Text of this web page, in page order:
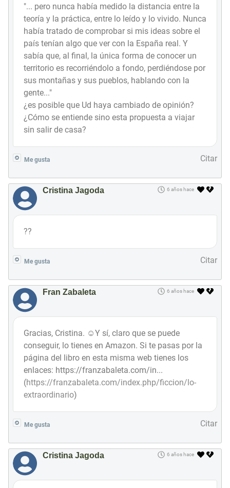
"... pero nunca había medido la distancia entre la
teoría y la práctica, entre lo leído y lo vivido. Nunca
había tratado de comprobar si mis ideas sobre el
país tenían algo que ver con la España real. Y
sabía que, al final, la única forma de conocer un
territorio es recorriéndolo a fondo, perdiéndose por
sus montañas y sus pueblos, hablando con la
gente..."
¿es posible que Ud haya cambiado de opinión?
¿Cómo se entiende sino esta propuesta a viajar
sin salir de casa?
Me gusta Citar
Cristina Jagoda 6 años hace
??
Me gusta Citar
Fran Zabaleta 6 años hace
Gracias, Cristina. ☺Y sí, claro que se puede
conseguir, lo tienes en Amazon. Si te pasas por la
página del libro en esta misma web tienes los
enlaces: https://franzabaleta.com/in...
(https://franzabaleta.com/index.php/ficcion/lo-
extraordinario)
Me gusta Citar
Cristina Jagoda 6 años hace